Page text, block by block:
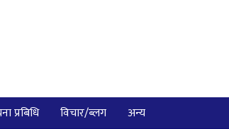
प्रबिधि विचार/ब्लग अन्य